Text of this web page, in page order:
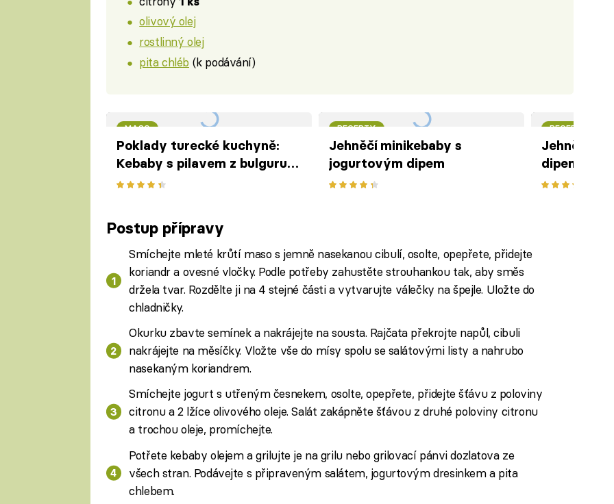
olivový olej
rostlinný olej
pita chléb (k podávání)
MASO
Poklady turecké kuchyně:
Kebaby s pilavem z bulguru a
čočky
RECEPTY
Jehněčí minikebaby s
jogurtovým dipem
RECEPTY
Jehněčí
dipem
Postup přípravy
Smíchejte mleté krůtí maso s jemně nasekanou cibulí, osolte, opepřete, přidejte
koriandr a ovesné vločky. Podle potřeby zahustěte strouhankou tak, aby směs
držela tvar. Rozdělte ji na 4 stejné části a vytvarujte válečky na špejle. Uložte do
chladničky.
Okurku zbavte semínek a nakrájejte na sousta. Rajčata překrojte napůl, cibuli
nakrájejte na měsíčky. Vložte vše do mísy spolu se salátovými listy a nahrubo
nasekaným koriandrem.
Smíchejte jogurt s utřeným česnekem, osolte, opepřete, přidejte šťávu z poloviny
citronu a 2 lžíce olivového oleje. Salát zakápněte šťávou z druhé poloviny citronu
a trochou oleje, promíchejte.
Potřete kebaby olejem a grilujte je na grilu nebo grilovací pánvi dozlatova ze
všech stran. Podávejte s připraveným salátem, jogurtovým dresinkem a pita
chlebem.